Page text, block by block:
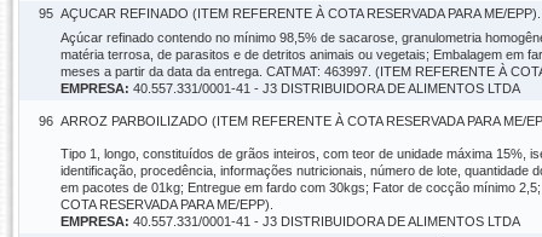
95 AÇUCAR REFINADO (ITEM REFERENTE À COTA RESERVADA PARA ME/
Açúcar refinado contendo no mínimo 98,5% de sacarose, granulometria
matéria terrosa, de parasitos e de detritos animais ou vegetais; Embalagem em
meses a partir da data da entrega. CATMAT: 463997. (ITEM REFERENTE À
EMPRESA: 40.557.331/0001-41 - J3 DISTRIBUIDORA DE ALIMENTOS LTDA
96 ARROZ PARBOILIZADO (ITEM REFERENTE À COTA RESERVADA PARA ME/
Tipo 1, longo, constituídos de grãos inteiros, com teor de unidade máxima 15%,
identificação, procedência, informações nutricionais, número de lote,
em pacotes de 01kg; Entregue em fardo com 30kgs; Fator de cocção mínimo
COTA RESERVADA PARA ME/EPP).
EMPRESA: 40.557.331/0001-41 - J3 DISTRIBUIDORA DE ALIMENTOS LTDA